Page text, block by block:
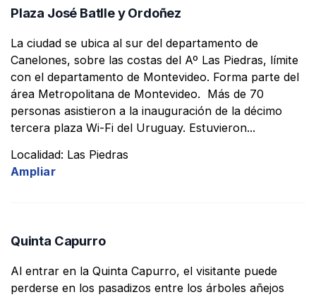
Plaza José Batlle y Ordoñez
La ciudad se ubica al sur del departamento de
Canelones, sobre las costas del Aº Las Piedras, límite
con el departamento de Montevideo. Forma parte del
área Metropolitana de Montevideo. Más de 70
personas asistieron a la inauguración de la décimo
tercera plaza Wi-Fi del Uruguay. Estuvieron...
Localidad: Las Piedras
Ampliar
Quinta Capurro
Al entrar en la Quinta Capurro, el visitante puede
perderse en los pasadizos entre los árboles añejos